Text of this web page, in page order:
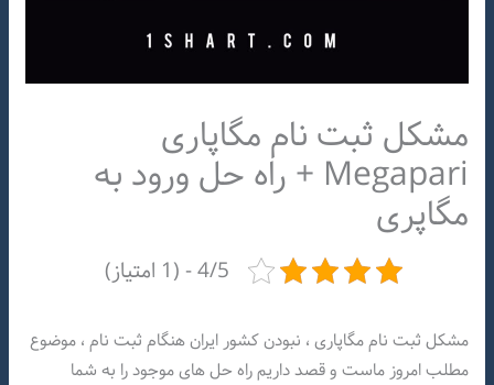
مشکل ثبت نام مگاپاری
Megapari + راه حل ورود به
مگاپری
4/5 - (1 امتیاز)
مشکل ثبت نام مگاپاری ، نبودن کشور ایران هنگام ثبت نام ، موضوع
مطلب امروز ماست و قصد داریم راه حل های موجود را به شما